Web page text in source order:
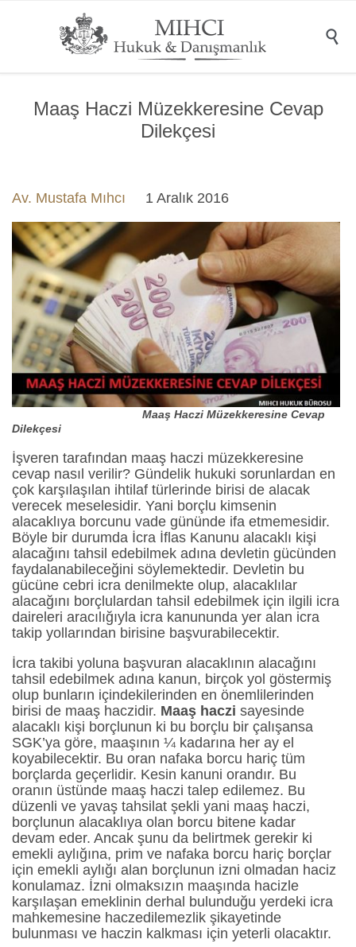

Maaş Haczi Müzekkeresine Cevap
Dilekçesi
Av. Mustafa Mıhcı 1 Aralık 2016
Maaş Haczi Müzekkeresine Cevap
Dilekçesi
İşveren tarafından maaş haczi müzekkeresine
cevap nasıl verilir? Gündelik hukuki sorunlardan en
çok karşılaşılan ihtilaf türlerinde birisi de alacak
verecek meselesidir. Yani borçlu kimsenin
alacaklıya borcunu vade gününde ifa etmemesidir.
Böyle bir durumda İcra İflas Kanunu alacaklı kişi
alacağını tahsil edebilmek adına devletin gücünden
faydalanabileceğini söylemektedir. Devletin bu
gücüne cebri icra denilmekte olup, alacaklılar
alacağını borçlulardan tahsil edebilmek için ilgili icra
daireleri aracılığıyla icra kanununda yer alan icra
takip yollarından birisine başvurabilecektir.
İcra takibi yoluna başvuran alacaklının alacağını
tahsil edebilmek adına kanun, birçok yol göstermiş
olup bunların içindekilerinden en önemlilerinden
birisi de maaş haczidir. Maaş haczi sayesinde
alacaklı kişi borçlunun ki bu borçlu bir çalışansa
SGK’ya göre, maaşının ¼ kadarına her ay el
koyabilecektir. Bu oran nafaka borcu hariç tüm
borçlarda geçerlidir. Kesin kanuni orandır. Bu
oranın üstünde maaş haczi talep edilemez. Bu
düzenli ve yavaş tahsilat şekli yani maaş haczi,
borçlunun alacaklıya olan borcu bitene kadar
devam eder. Ancak şunu da belirtmek gerekir ki
emekli aylığına, prim ve nafaka borcu hariç borçlar
için emekli aylığı alan borçlunun izni olmadan haciz
konulamaz. İzni olmaksızın maaşında hacizle
karşılaşan emeklinin derhal bulunduğu yerdeki icra
mahkemesine haczedilemezlik şikayetinde
bulunması ve haczin kalkması için yeterli olacaktır.